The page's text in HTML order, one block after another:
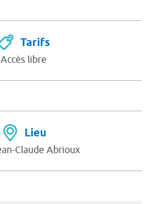
Tarifs
Accès libre
Lieu
Claude Abrioux